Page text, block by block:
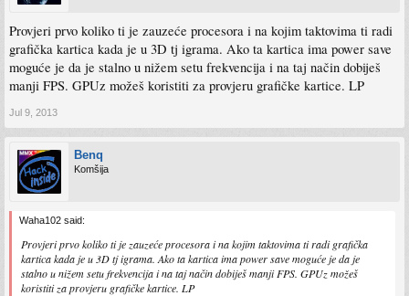
Provjeri prvo koliko ti je zauzeće procesora i na kojim taktovima ti radi
grafička kartica kada je u 3D tj igrama. Ako ta kartica ima power save
moguće je da je stalno u nižem setu frekvencija i na taj način dobiješ
manji FPS. GPUz možeš koristiti za provjeru grafičke kartice. LP
Jul 9, 2013
Benq
Komšija
Waha102 said:
Provjeri prvo koliko ti je zauzeće procesora i na kojim taktovima ti radi grafička
kartica kada je u 3D tj igrama. Ako ta kartica ima power save moguće je da je
stalno u nižem setu frekvencija i na taj način dobiješ manji FPS. GPUz možeš
koristiti za provjeru grafičke kartice. LP